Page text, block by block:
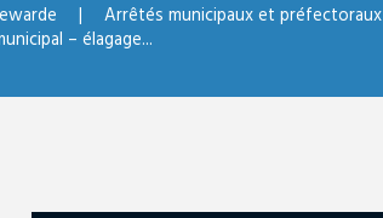
Arrêtés municipaux et préfectoraux
– élagage...